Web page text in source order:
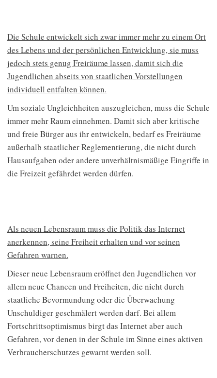
Die Schule entwickelt sich zwar immer mehr zu einem Ort
des Lebens und der persönlichen Entwicklung, sie muss
jedoch stets genug Freiräume lassen, damit sich die
Jugendlichen abseits von staatlichen Vorstellungen
individuell entfalten können.
Um soziale Ungleichheiten auszugleichen, muss die Schule
immer mehr Raum einnehmen. Damit sich aber kritische
und freie Bürger aus ihr entwickeln, bedarf es Freiräume
außerhalb staatlicher Reglementierung, die nicht durch
Hausaufgaben oder andere unverhältnismäßige Eingriffe in
die Freizeit gefährdet werden dürfen.
Als neuen Lebensraum muss die Politik das Internet
anerkennen, seine Freiheit erhalten und vor seinen
Gefahren warnen.
Dieser neue Lebensraum eröffnet den Jugendlichen vor
allem neue Chancen und Freiheiten, die nicht durch
staatliche Bevormundung oder die Überwachung
Unschuldiger geschmälert werden darf. Bei allem
Fortschrittsoptimismus birgt das Internet aber auch
Gefahren, vor denen in der Schule im Sinne eines aktiven
Verbraucherschutzes gewarnt werden soll.